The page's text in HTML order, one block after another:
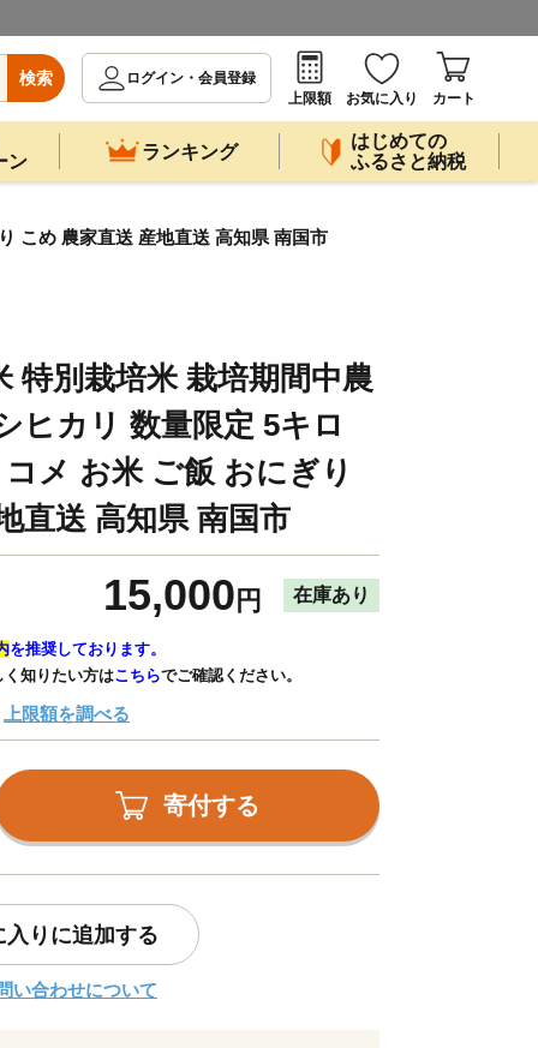
検索
ログイン・会員登録
上限額
お気に入り カート
ン
ランキング
はじめての
ふるさと納税
こめ 農家直送 産地直送 高知県 南国市
特別栽培米 栽培期間中農
ヒカリ 数量限定 5キロ
メ お米 ご飯 おにぎり
直送 高知県 南国市
15,000 円 在庫あり
を推奨しております。
く知りたい方はこちらでご確認ください。
上限額を調べる
寄付する
入りに追加する
い合わせについて